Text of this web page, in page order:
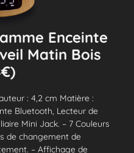
Enceinte
Matin Bois
: 4,2 cm Matière :
Bluetooth, Lecteur de
Mini Jack. – 7 Couleurs
de changement de
– Affichage de